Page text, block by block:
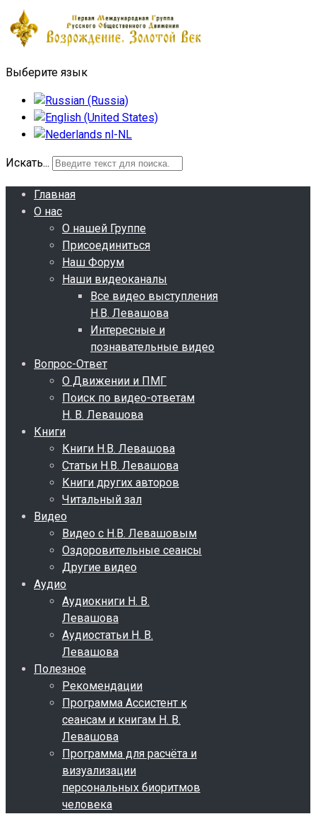
Выберите язык
Искать...
Главная
О нас
О нашей Группе
Присоединиться
Наш Форум
Наши видеоканалы
Все видео выступления
Н.В. Левашова
Интересные и
познавательные видео
Вопрос-Ответ
О Движении и ПМГ
Поиск по видео-ответам
Н. В. Левашова
Книги
Книги Н.В. Левашова
Статьи Н.В. Левашова
Книги других авторов
Читальный зал
Видео
Видео с Н.В. Левашовым
Оздоровительные сеансы
Другие видео
Аудио
Аудиокниги Н. В.
Левашова
Аудиостатьи Н. В.
Левашова
Полезное
Рекомендации
Программа Ассистент к
сеансам и книгам Н. В.
Левашова
Программа для расчёта и
визуализации
персональных биоритмов
человека